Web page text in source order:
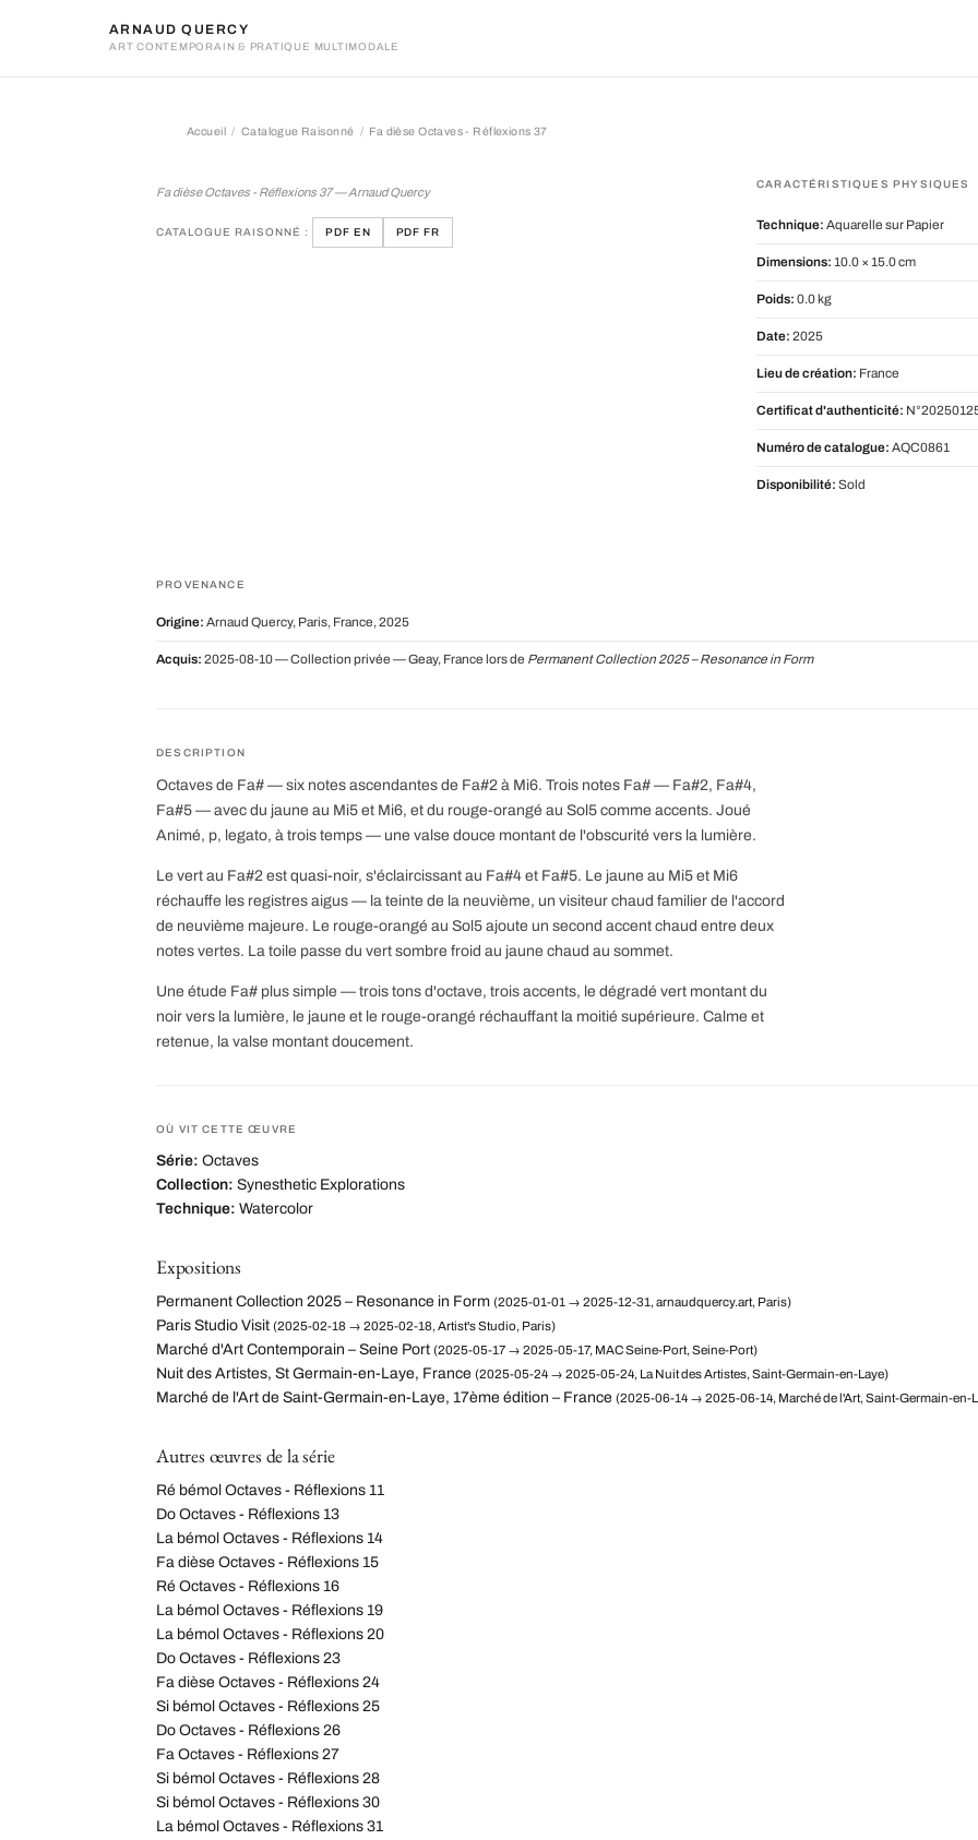
ARNAUD QUERCY
ART CONTEMPORAIN & PRATIQUE MULTIMODALE
Accueil Catalogue Raisonné Fa dièse Octaves - Réflexions 37
Fa dièse Octaves - Réflexions 37 — Arnaud Quercy
CATALOGUE RAISONNÉ : PDF EN PDF FR
CARACTÉRISTIQUES PHYSIQUES
Technique: Aquarelle sur Papier
Dimensions: 10.0 × 15.0 cm
Poids: 0.0 kg
Date: 2025
Lieu de création: France
Certificat d'authenticité:
Numéro de catalogue: AQC0861
Disponibilité: Sold
PROVENANCE
Origine: Arnaud Quercy, Paris, France, 2025
Acquis: 2025-08-10 — Collection privée — Geay, France lors de Permanent Collection 2025 – Resonance in Form
DESCRIPTION
Octaves de Fa# — six notes ascendantes de Fa#2 à Mi6. Trois notes Fa# — Fa#2, Fa#4,
Fa#5 — avec du jaune au Mi5 et Mi6, et du rouge-orangé au Sol5 comme accents. Joué
Animé, p, legato, à trois temps — une valse douce montant de l'obscurité vers la lumière.
Le vert au Fa#2 est quasi-noir, s'éclaircissant au Fa#4 et Fa#5. Le jaune au Mi5 et Mi6
réchauffe les registres aigus — la teinte de la neuvième, un visiteur chaud familier de l'accord
de neuvième majeure. Le rouge-orangé au Sol5 ajoute un second accent chaud entre deux
notes vertes. La toile passe du vert sombre froid au jaune chaud au sommet.
Une étude Fa# plus simple — trois tons d'octave, trois accents, le dégradé vert montant du
noir vers la lumière, le jaune et le rouge-orangé réchauffant la moitié supérieure. Calme et
retenue, la valse montant doucement.
OÙ VIT CETTE ŒUVRE
Série: Octaves
Collection: Synesthetic Explorations
Technique: Watercolor
Expositions
Permanent Collection 2025 – Resonance in Form (2025-01-01 → 2025-12-31, arnaudquercy.art, Paris)
Paris Studio Visit (2025-02-18 → 2025-02-18, Artist's Studio, Paris)
Marché d'Art Contemporain – Seine Port (2025-05-17 → 2025-05-17, MAC Seine-Port, Seine-Port)
Nuit des Artistes, St Germain-en-Laye, France (2025-05-24 → 2025-05-24, La Nuit des Artistes, Saint-Germain-en-Laye)
Marché de l'Art de Saint-Germain-en-Laye, 17ème édition – France (2025-06-14 → 2025-06-14, Marché de l'Art, Saint-Germain-en-
Autres œuvres de la série
Ré bémol Octaves - Réflexions 11
Do Octaves - Réflexions 13
La bémol Octaves - Réflexions 14
Fa dièse Octaves - Réflexions 15
Ré Octaves - Réflexions 16
La bémol Octaves - Réflexions 19
La bémol Octaves - Réflexions 20
Do Octaves - Réflexions 23
Fa dièse Octaves - Réflexions 24
Si bémol Octaves - Réflexions 25
Do Octaves - Réflexions 26
Fa Octaves - Réflexions 27
Si bémol Octaves - Réflexions 28
Si bémol Octaves - Réflexions 30
La bémol Octaves - Réflexions 31